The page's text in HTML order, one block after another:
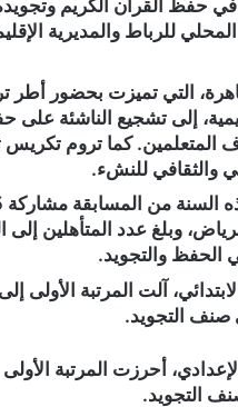
حفظ القرآن الكريم
للرباط والمديرية
التي تميزت بحضور أطر
إلى تشجيع الناشئة على
المتعلمين. كما تروم تكريس
والثقافي للنشء.
الحفظ والتجويد.
آلت المرتبة
التجويد.
أحرزت المرتبة
التجويد.